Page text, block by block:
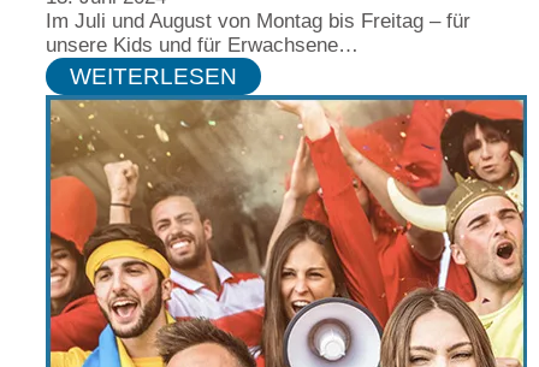
Im Juli und August von Montag bis Freitag – für
unsere Kids und für Erwachsene…
WEITERLESEN